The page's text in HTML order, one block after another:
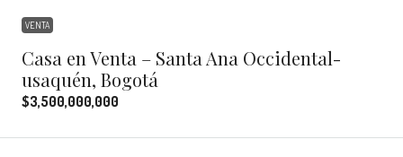
VENTA
Casa en Venta – Santa Ana Occidental-
usaquén, Bogotá
$3,500,000,000